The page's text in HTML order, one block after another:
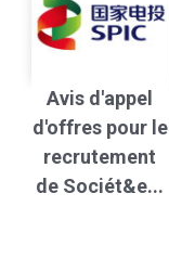
Avis d'appel
d'offres pour le
recrutement
de Sociét&e...